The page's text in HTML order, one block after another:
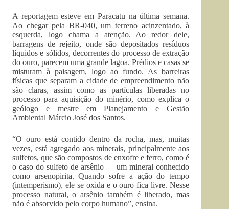
A reportagem esteve em Paracatu na última semana.
Ao chegar pela BR-040, um terreno acinzentado, à
esquerda, logo chama a atenção. Ao redor dele,
barragens de rejeito, onde são depositados resíduos
líquidos e sólidos, decorrentes do processo de extração
do ouro, parecem uma grande lagoa. Prédios e casas se
misturam à paisagem, logo ao fundo. As barreiras
físicas que separam a cidade de empreendimento não
são claras, assim como as partículas liberadas no
processo para aquisição do minério, como explica o
geólogo e mestre em Planejamento e Gestão
Ambiental Márcio José dos Santos.
“O ouro está contido dentro da rocha, mas, muitas
vezes, está agregado aos minerais, principalmente aos
sulfetos, que são compostos de enxofre e ferro, como é
o caso do sulfeto de arsênio — um mineral conhecido
como arsenopirita. Quando sofre a ação do tempo
(intemperismo), ele se oxida e o ouro fica livre. Nesse
processo natural, o arsênio também é liberado, mas
não é absorvido pelo corpo humano”, ensina.